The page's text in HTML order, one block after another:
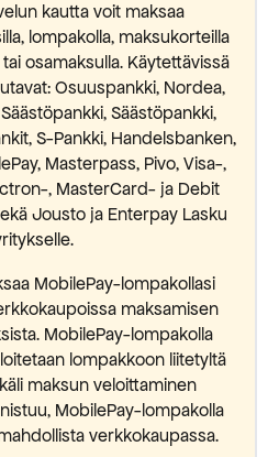
kautta voit maksaa
lompakolla, maksukorteilla
osamaksulla. Käytettävissä
Osuuspankki, Nordea,
Säästöpankki,
S-Pankki, Handelsbanken,
Masterpass, Pivo, Visa-,
, MasterCard- ja Debit
Jousto ja Enterpay Lasku
MobilePay-lompakollasi
maksamisen
MobilePay-lompakolla
lompakkoon liitetyltä
maksun veloittaminen
MobilePay-lompakolla
verkkokaupassa.